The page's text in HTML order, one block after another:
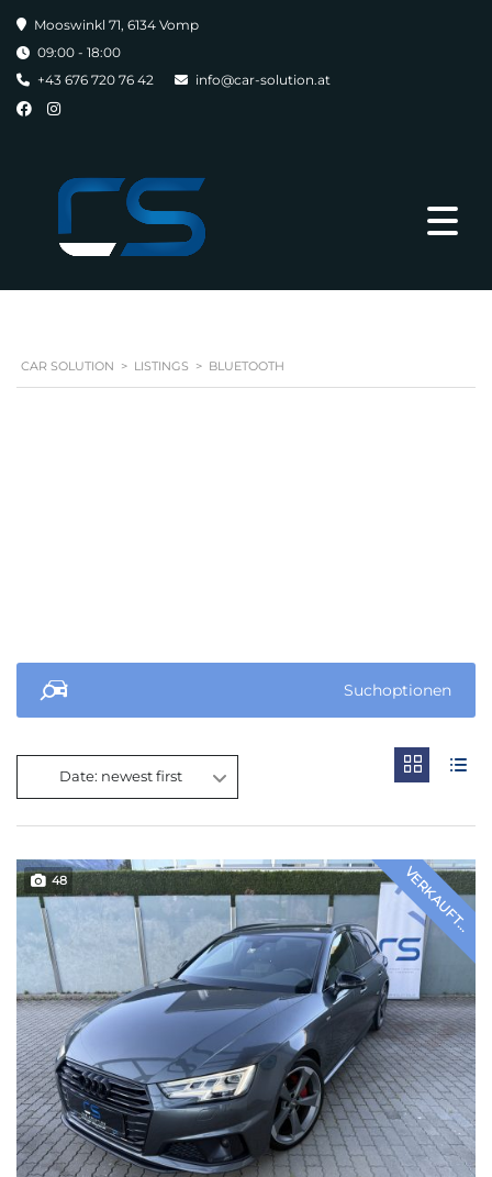
Mooswinkl 71, 6134 Vomp
09:00 - 18:00
+43 676 720 76 42
info@car-solution.at
CAR SOLUTION > LISTINGS > BLUETOOTH
Suchoptionen
Date: newest first
VERKAUFT...
48